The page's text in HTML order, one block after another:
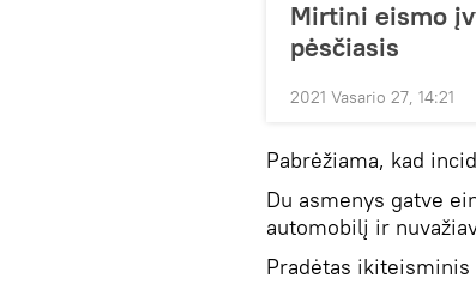
Mirtini eismo
pėsčiasis
2021 Vasario 27, 14:21
Pabrėžiama, kad
Du asmenys gatve
automobilį ir
Pradėtas